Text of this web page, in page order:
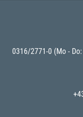
0316/2771-0 (Mo -